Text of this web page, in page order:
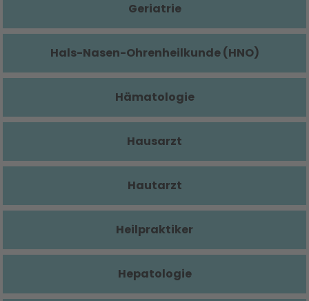
Geriatrie
Hals-Nasen-Ohrenheilkunde (HNO)
Hämatologie
Hausarzt
Hautarzt
Heilpraktiker
Hepatologie